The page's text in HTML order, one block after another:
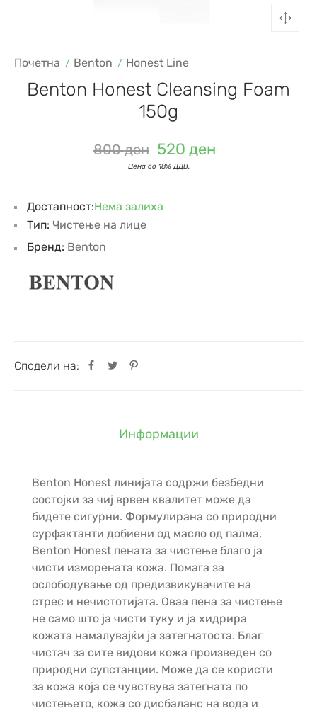
Почетна Benton Honest Line
Benton Honest Cleansing Foam
150g
800ден 520 ден
Достапност:Нема залиха
Сподели на:
Тип: Чистење на лице
Бренд: Benton
Информации
Benton Honest линијата содржи безбедни
состојки за чиј врвен квалитет може да
бидете сигурни. Формулирана со природни
сурфактанти добиени од масло од палма,
Benton Honest пената за чистење благо ја
чисти изморената кожа. Помага за
ослободување од предизвикувачите на
стрес и нечистотијата. Оваа пена за чистење
не само што ја чисти туку и ја хидрира
кожата намалувајќи ја затегнатоста. Благ
чистач за сите видови кожа произведен со
природни супстанции. Може да се користи
за кожа која се чувствува затегната по
чистењето, кожа со дисбаланс на вода и